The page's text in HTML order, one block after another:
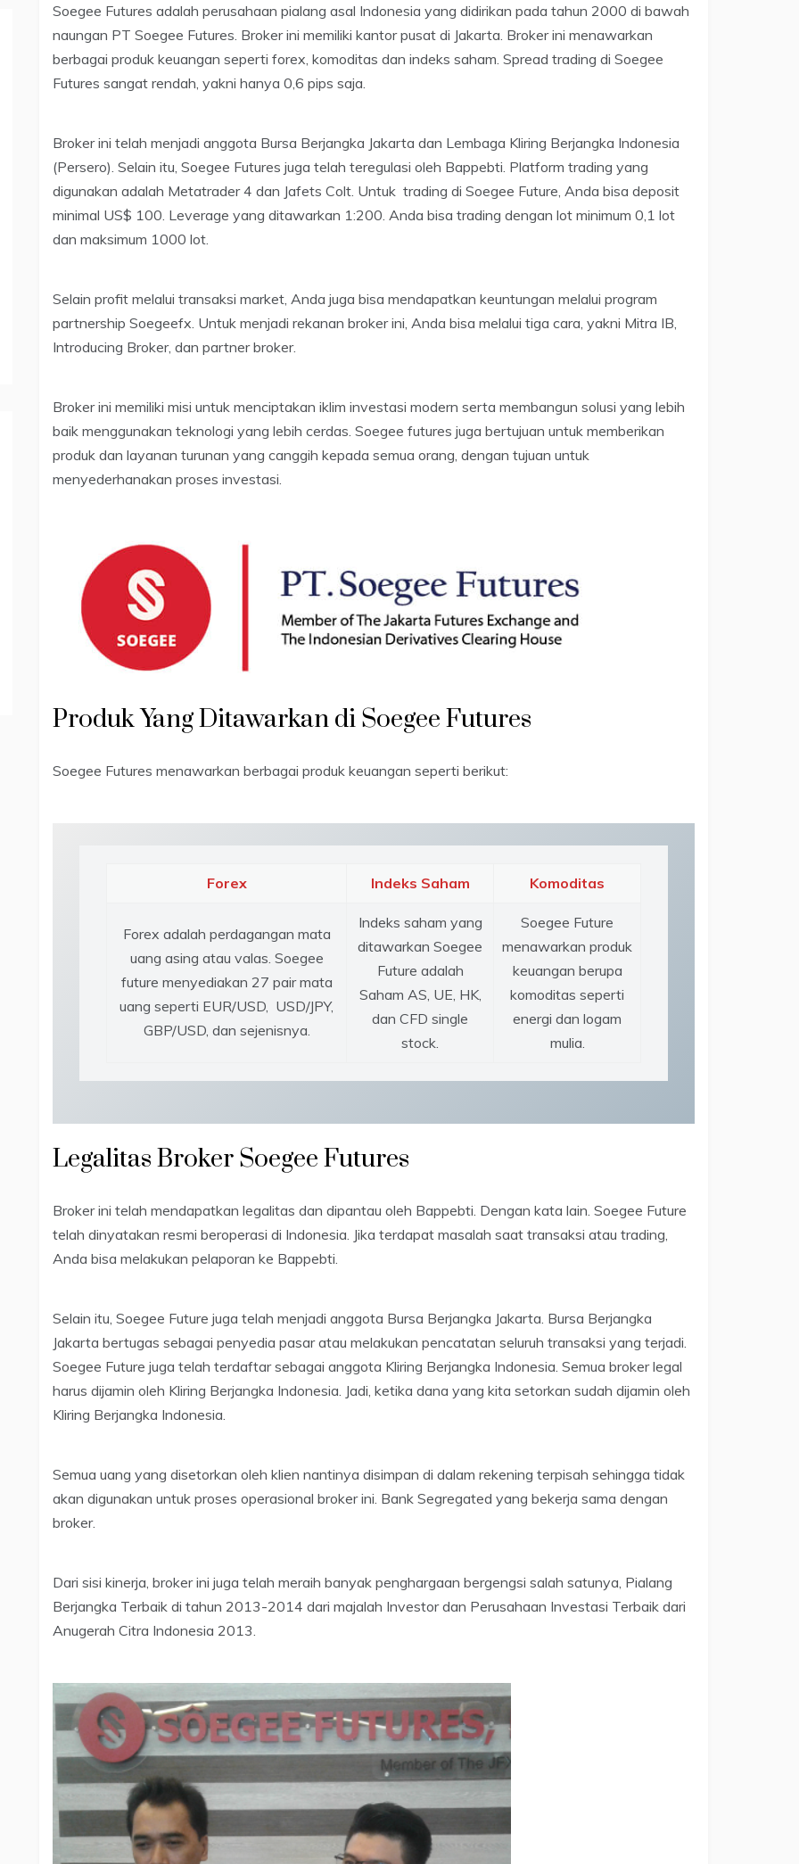
Soegee Futures adalah perusahaan pialang asal Indonesia yang didirikan pada tahun 2000 di bawah
naungan PT Soegee Futures. Broker ini memiliki kantor pusat di Jakarta. Broker ini menawarkan
berbagai produk keuangan seperti forex, komoditas dan indeks saham. Spread trading di Soegee
Futures sangat rendah, yakni hanya 0,6 pips saja.
Broker ini telah menjadi anggota Bursa Berjangka Jakarta dan Lembaga Kliring Berjangka Indonesia
(Persero). Selain itu, Soegee Futures juga telah teregulasi oleh Bappebti. Platform trading yang
digunakan adalah Metatrader 4 dan Jafets Colt. Untuk trading di Soegee Future, Anda bisa deposit
minimal US$ 100. Leverage yang ditawarkan 1:200. Anda bisa trading dengan lot minimum 0,1 lot
dan maksimum 1000 lot.
Selain profit melalui transaksi market, Anda juga bisa mendapatkan keuntungan melalui program
partnership Soegeefx. Untuk menjadi rekanan broker ini, Anda bisa melalui tiga cara, yakni Mitra IB,
Introducing Broker, dan partner broker.
Broker ini memiliki misi untuk menciptakan iklim investasi modern serta membangun solusi yang lebih
baik menggunakan teknologi yang lebih cerdas. Soegee futures juga bertujuan untuk memberikan
produk dan layanan turunan yang canggih kepada semua orang, dengan tujuan untuk
menyederhanakan proses investasi.
Produk Yang Ditawarkan di Soegee Futures
Soegee Futures menawarkan berbagai produk keuangan seperti berikut:
Forex Indeks Saham Komoditas
Forex adalah perdagangan mata
uang asing atau valas. Soegee
future menyediakan 27 pair mata
uang seperti EUR/USD, USD/JPY,
GBP/USD, dan sejenisnya.
Indeks saham yang
ditawarkan Soegee
Future adalah
Saham AS, UE, HK,
dan CFD single
stock.
Soegee Future
menawarkan produk
keuangan berupa
komoditas seperti
energi dan logam
mulia.
Legalitas Broker Soegee Futures
Broker ini telah mendapatkan legalitas dan dipantau oleh Bappebti. Dengan kata lain. Soegee Future
telah dinyatakan resmi beroperasi di Indonesia. Jika terdapat masalah saat transaksi atau trading,
Anda bisa melakukan pelaporan ke Bappebti.
Selain itu, Soegee Future juga telah menjadi anggota Bursa Berjangka Jakarta. Bursa Berjangka
Jakarta bertugas sebagai penyedia pasar atau melakukan pencatatan seluruh transaksi yang terjadi.
Soegee Future juga telah terdaftar sebagai anggota Kliring Berjangka Indonesia. Semua broker legal
harus dijamin oleh Kliring Berjangka Indonesia. Jadi, ketika dana yang kita setorkan sudah dijamin oleh
Kliring Berjangka Indonesia.
Semua uang yang disetorkan oleh klien nantinya disimpan di dalam rekening terpisah sehingga tidak
akan digunakan untuk proses operasional broker ini. Bank Segregated yang bekerja sama dengan
broker.
Dari sisi kinerja, broker ini juga telah meraih banyak penghargaan bergengsi salah satunya, Pialang
Berjangka Terbaik di tahun 2013-2014 dari majalah Investor dan Perusahaan Investasi Terbaik dari
Anugerah Citra Indonesia 2013.